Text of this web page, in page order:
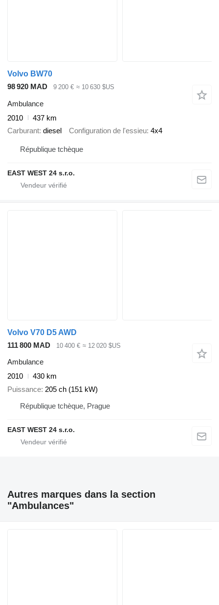
Volvo BW70
98 920 MAD
9 200 € ≈ 10 630 $US
Ambulance
2010
437 km
Carburant diesel Configuration de l'essieu 4x4
République tchèque
EAST WEST 24 s.r.o.
Volvo V70 D5 AWD
111 800 MAD
10 400 € ≈ 12 020 $US
Ambulance
2010
430 km
Puissance 205 ch (151 kW)
République tchèque, Prague
EAST WEST 24 s.r.o.
Autres marques dans la section
"Ambulances"